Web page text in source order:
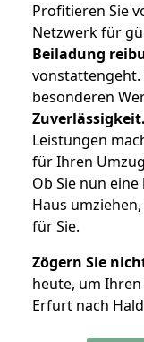
Profitieren Sie
Netzwerk für
Beiladung
vonstattengeht.
besonderen
Zuverlässigkeit.
Leistungen
für Ihren
Ob Sie nun
Haus
für Sie.
Zögern Sie
heute, um
Erfurt nach